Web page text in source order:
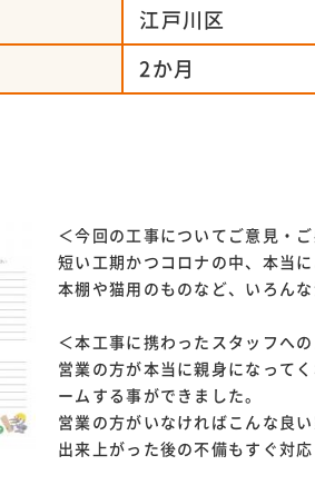
江戸川区
2か月
＜今回の工事についてご意見・ご
短い工期かつコロナの中、本当
本棚や猫用のものなど、いろん
＜本工事に携わったスタッフへ
営業の方が本当に親身になって
ームする事ができました。
営業の方がいなければこんな良
出来上がった後の不備もすぐ対